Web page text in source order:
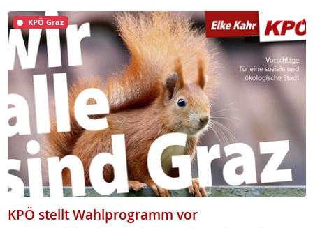
KPÖ Graz
KPÖ stellt Wahlprogramm vor